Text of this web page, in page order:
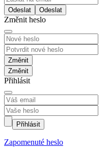
Odeslat
Změnit heslo
Změnit
Přihlásit
Přihlásit
Zapomenuté heslo